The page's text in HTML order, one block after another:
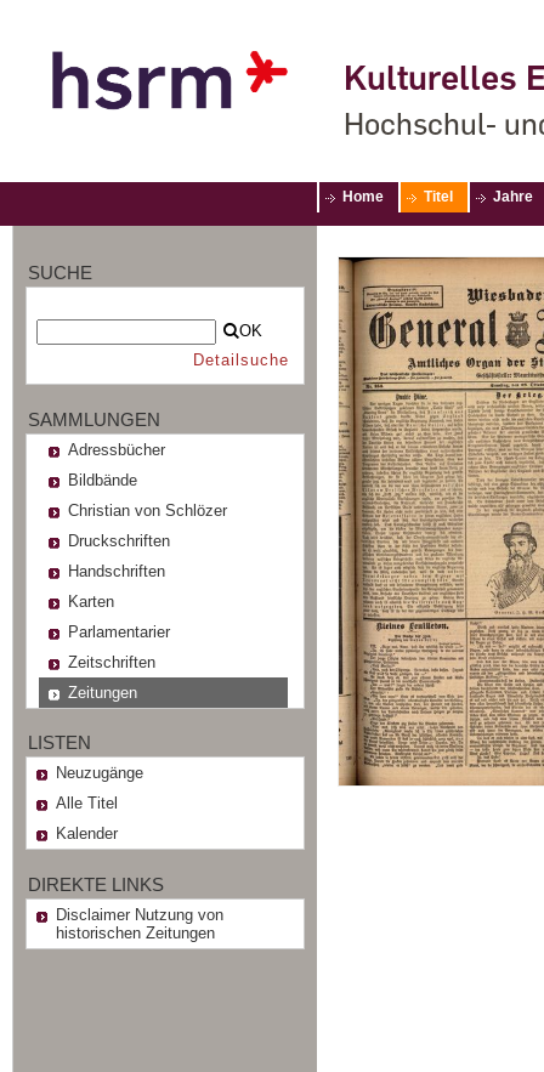
Kulturelles
Hochschul-
Home Titel Jahre
SUCHE
OK
Detailsuche
SAMMLUNGEN
Adressbücher
Bildbände
Christian von Schlözer
Druckschriften
Handschriften
Karten
Parlamentarier
Zeitschriften
Zeitungen
LISTEN
Neuzugänge
Alle Titel
Kalender
DIREKTE LINKS
Disclaimer Nutzung von
historischen Zeitungen